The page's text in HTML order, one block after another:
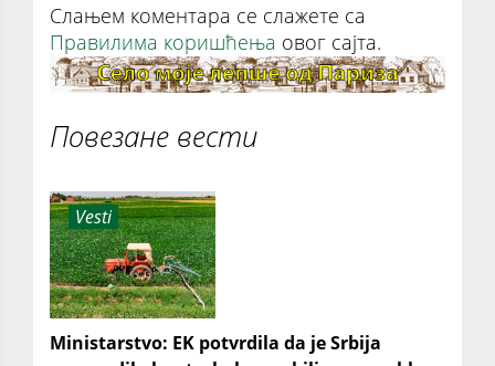
Слањем коментара се слажете са
Правилима коришћења овог сајта.
Повезане вести
Vesti
Ministarstvo: EK potvrdila da je Srbija